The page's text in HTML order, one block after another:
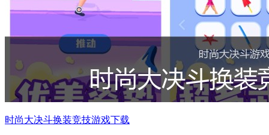
时尚大决斗换装竞技游戏下载